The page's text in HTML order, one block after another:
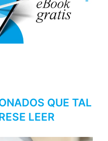
QUE TAL
LEER